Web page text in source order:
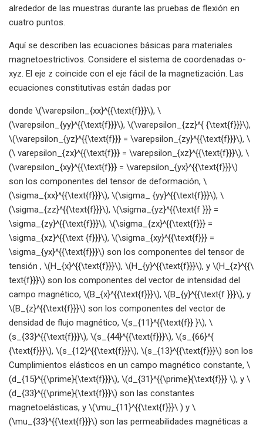
alrededor de las muestras durante las pruebas de flexión en
cuatro puntos.
Aquí se describen las ecuaciones básicas para materiales
magnetoestrictivos. Considere el sistema de coordenadas o-
xyz. El eje z coincide con el eje fácil de la magnetización. Las
ecuaciones constitutivas están dadas por
donde \(\varepsilon_{xx}^{{\text{f}}}\), \
(\varepsilon_{yy}^{{\text{f}}}\), \(\varepsilon_{zz}^{ {\text{f}}}\),
\(\varepsilon_{yz}^{{\text{f}}} = \varepsilon_{zy}^{{\text{f}}}\), \
(\ varepsilon_{zx}^{{\text{f}}} = \varepsilon_{xz}^{{\text{f}}}\), \
(\varepsilon_{xy}^{{\text{f}}} = \varepsilon_{yx}^{{\text{f}}}\)
son los componentes del tensor de deformación, \
(\sigma_{xx}^{{\text{f}}}\), \(\sigma_ {yy}^{{\text{f}}}\), \
(\sigma_{zz}^{{\text{f}}}\), \(\sigma_{yz}^{{\text{f }}} =
\sigma_{zy}^{{\text{f}}}\), \(\sigma_{zx}^{{\text{f}}} =
\sigma_{xz}^{{\text {f}}}\), \(\sigma_{xy}^{{\text{f}}} =
\sigma_{yx}^{{\text{f}}}\) son los componentes del tensor de
tensión , \(H_{x}^{{\text{f}}}\), \(H_{y}^{{\text{f}}}\), y \(H_{z}^{{\
text{f}}}\) son los componentes del vector de intensidad del
campo magnético, \(B_{x}^{{\text{f}}}\), \(B_{y}^{{\text{f }}}\), y
\(B_{z}^{{\text{f}}}\) son los componentes del vector de
densidad de flujo magnético, \(s_{11}^{{\text{f}} }\), \
(s_{33}^{{\text{f}}}\), \(s_{44}^{{\text{f}}}\), \(s_{66}^{
{\text{f}}}\), \(s_{12}^{{\text{f}}}\), \(s_{13}^{{\text{f}}}\) son los
Cumplimientos elásticos en un campo magnético constante, \
(d_{15}^{{\prime}{\text{f}}}\), \(d_{31}^{{\prime}{\text{f}}} \), y \
(d_{33}^{{\prime}{\text{f}}}\) son las constantes
magnetoelásticas, y \(\mu_{11}^{{\text{f}}}\ ) y \
(\mu_{33}^{{\text{f}}}\) son las permeabilidades magnéticas a